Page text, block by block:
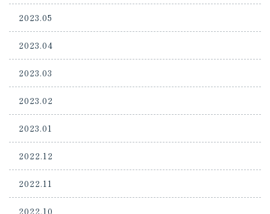
2023.05
2023.04
2023.03
2023.02
2023.01
2022.12
2022.11
2022.10